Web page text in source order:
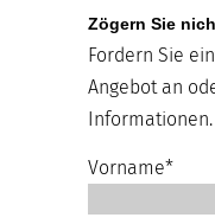
Zögern Sie
Fordern Sie
Angebot an
Vorname*